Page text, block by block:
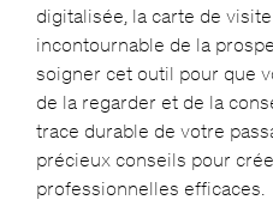
digitalisée, la carte de
incontournable de la
soigner cet outil pour que
de la regarder et de la
trace durable de votre
précieux conseils pour
professionnelles efficaces.